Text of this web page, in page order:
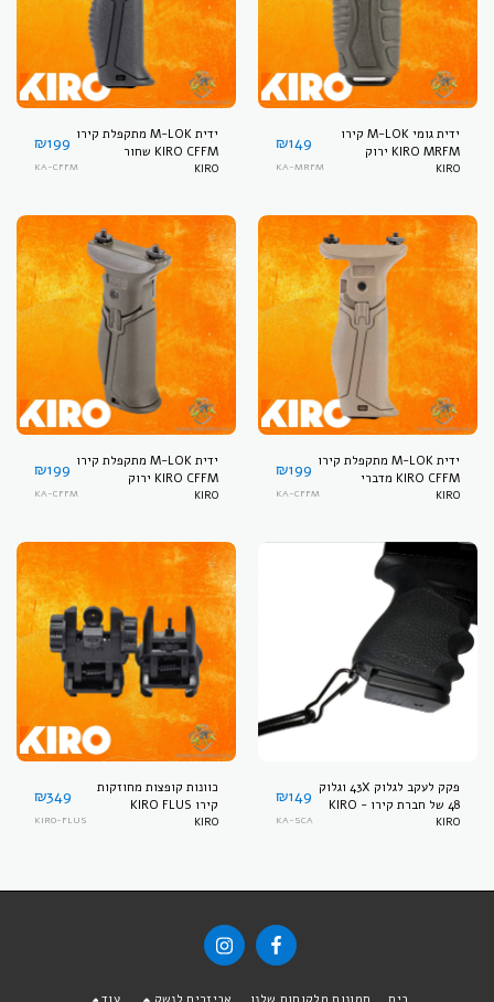
ידית גומי M-LOK קירו
KIRO MRFM ירוק
₪149
KIRO
KA-MRFM
ידית M-LOK מתקפלת קירו
KIRO CFFM שחור
₪199
KIRO
KA-CFFM
ידית M-LOK מתקפלת קירו
KIRO CFFM מדברי
₪199
KIRO
KA-CFFM
ידית M-LOK מתקפלת קירו
KIRO CFFM ירוק
₪199
KIRO
KA-CFFM
פקק לעקב לגלוק 43X וגלוק
48 של חברת קירו - KIRO
₪149
KIRO
KA-SCA
כוונות קופצות מחוזקות
קירו KIRO FLUS
₪349
KIRO
KIRO-FLUS
בית תמונות מלקוחות שלנו אביזרים לנשק עוד